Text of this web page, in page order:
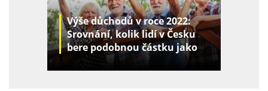
Výše důchodů v roce 2022:
Srovnání, kolik lidí v Česku
bere podobnou částku jako